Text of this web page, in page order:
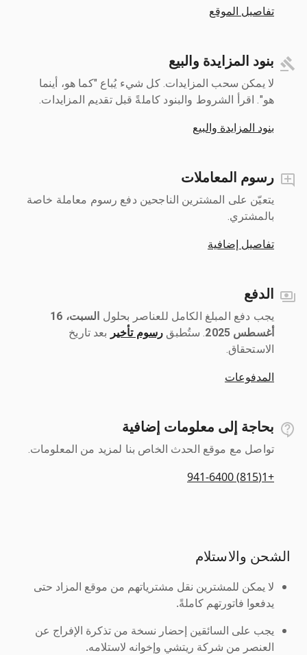
تفاصيل الموقع
بنود المزايدة والبيع
لا يمكن سحب المزايدات. كل شيء يُباع "كما هو، أينما
هو". اقرأ الشروط والبنود كاملةً قبل تقديم المزايدات.
بنود المزايدة والبيع
رسوم المعاملات
يتعيّن على المشترين الناجحين دفع رسوم معاملة خاصة
بالمشتري.
تفاصيل إضافية
الدفع
يجب دفع المبلغ الكامل للعناصر بحلول ‎
السبت، 16
أغسطس 2025
رسوم تأخير بعد تاريخ
الاستحقاق.
المدفوعات
بحاجة إلى معلومات إضافية
تواصل مع موقع الحدث الخاص بنا لمزيد من المعلومات.
+1(815) 941-6400
الشحن والاستلام
لا يمكن للمشترين نقل مشترياتهم من موقع المزاد حتى
يدفعوا فاتورتهم كاملةً.
يجب على السائقين إحضار نسخة من تذكرة الإفراج عن
العنصر من شركة ريتشي وإخوانه لاستلامه.